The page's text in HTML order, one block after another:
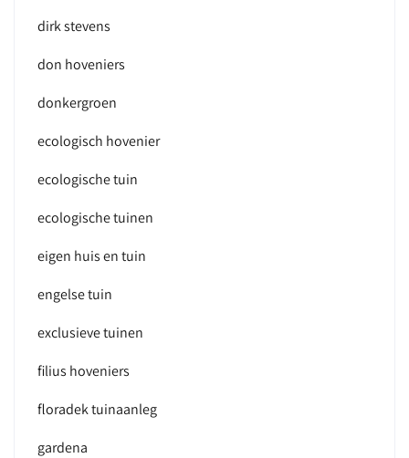
dirk stevens
don hoveniers
donkergroen
ecologisch hovenier
ecologische tuin
ecologische tuinen
eigen huis en tuin
engelse tuin
exclusieve tuinen
filius hoveniers
floradek tuinaanleg
gardena